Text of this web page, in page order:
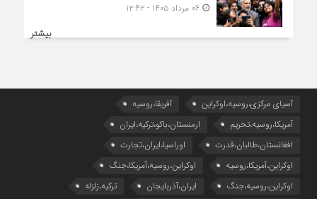
۰۶ مرداد ۱۴۰۵ - ۱۲:۴۲
بیشتر
آسیای مرکزی،روسیه،اوکراین
آفریقا،روسیه
آمریکا،روسیه،تحریم
ارمنستان،باکو،ترکیه،ایران
افغانستان،طالبان،قدرت
اوراسیا،ایران،تجارت
اوکراین،آمریکا،روسیه
اوکراین،روسیه،آمریکا،جنگ
اوکراین،روسیه،جنگ
ایران،آذربایجان
ترکیه،زلزله